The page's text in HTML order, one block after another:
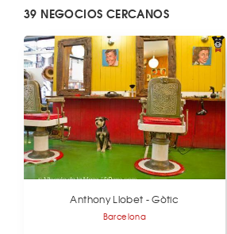
39 NEGOCIOS CERCANOS
Anthony Llobet - Gòtic
Barcelona